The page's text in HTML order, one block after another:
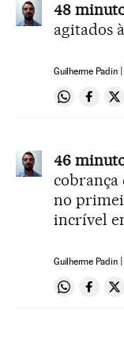
48
agitados
Guilherme Padin
46
cobrança
no
incrível
Guilherme Padin